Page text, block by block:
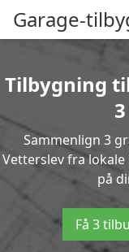
Garage-
Tilbygning
Sammenlign 3
Vetterslev fra
på
Få 3